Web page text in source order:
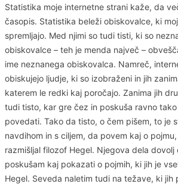
Statistika moje internetne strani kaže, da
časopis. Statistika beleži obiskovalce, ki
spremljajo. Med njimi so tudi tisti, ki so
obiskovalce – teh je menda največ –
ime neznanega obiskovalca. Namreč,
obiskujejo ljudje, ki so izobraženi in jih
katerem le redki kaj poročajo. Zanima jih
tudi tisto, kar gre čez in poskuša ravno
povedati. Tako da tisto, o čem pišem, to je
navdihom in s ciljem, da povem kaj o
razmišljal filozof Hegel. Njegova dela
poskušam kaj pokazati o pojmih, ki jih je
Hegel. Seveda naletim tudi na težave, ki jih